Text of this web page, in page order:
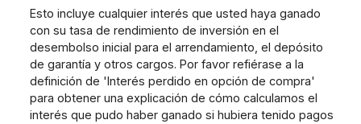
Esto incluye cualquier interés que usted haya ganado
con su tasa de rendimiento de inversión en el
desembolso inicial para el arrendamiento, el depósito
de garantía y otros cargos. Por favor refiérase a la
definición de 'Interés perdido en opción de compra'
para obtener una explicación de cómo calculamos el
interés que pudo haber ganado si hubiera tenido pagos